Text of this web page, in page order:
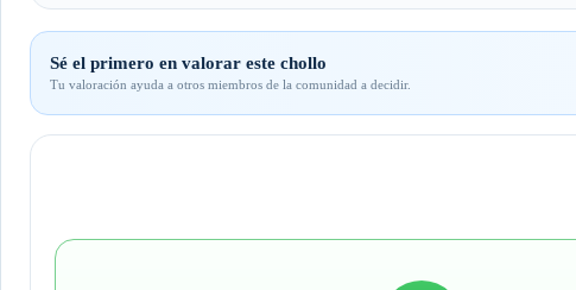
Sé el primero en valorar este chollo
Tu valoración ayuda a otros miembros de la comunidad a decidir.